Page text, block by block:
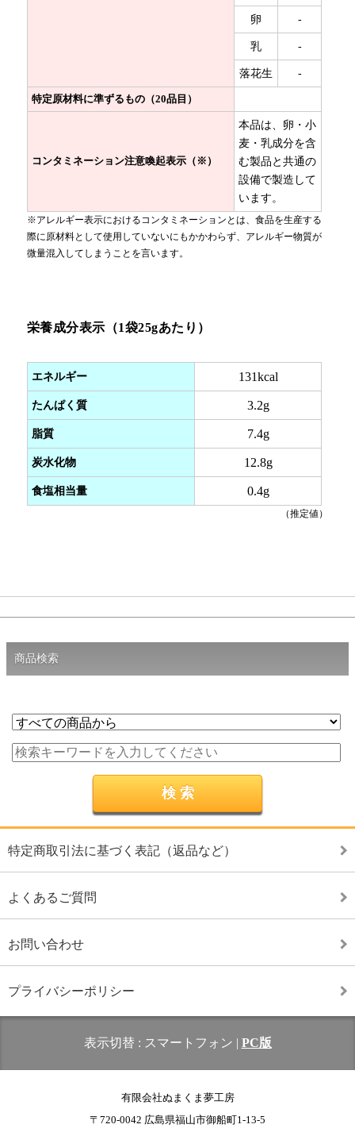
卵 -
乳 -
落花生 -
特定原材料に準ずるもの（20品目）
コンタミネーション注意喚起表示（※）
本品は、卵・小
麦・乳成分を含
む製品と共通の
設備で製造して
います。
※アレルギー表示におけるコンタミネーションとは、食品を生産する
際に原材料として使用していないにもかかわらず、アレルギー物質が
微量混入してしまうことを言います。
栄養成分表示（1袋25gあたり）
エネルギー 131kcal
たんぱく質 3.2g
脂質 7.4g
炭水化物 12.8g
食塩相当量 0.4g
（推定値）
商品検索
特定商取引法に基づく表記（返品など）
よくあるご質問
お問い合わせ
プライバシーポリシー
表示切替 : スマートフォン | PC版
有限会社ぬまくま夢工房
〒720-0042 広島県福山市御船町1-13-5